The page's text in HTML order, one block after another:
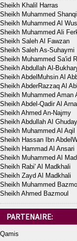
Sheikh Khalil Harras
Sheikh Muhammed
Sheikh Muhammed Al
Sheikh Muhammed Ali
Sheikh Saleh Al Fawzan
Sheikh Saleh As-Suhaymi
Sheikh Muhammed Sa'id
Sheikh Abdullah Al-
Sheikh AbdelMuhsin Al
Sheikh AbderRazzaq Al
Sheikh Muhammed Aman
Sheikh Abdel-Qadir Al
Sheikh Ahmed An-Najmy
Sheikh Abdullah Al
Sheikh Muhammed Al Aqil
Sheikh Hassan Ibn
Sheikh Hammad Al Ansari
Sheikh Muhammed Al
Sheikh Rabi' Al Madkhali
Sheikh Zayd Al Madkhali
Sheikh Muhammed
Sheikh Ahmed Bazmoul
PARTENAIRE:
Qamis